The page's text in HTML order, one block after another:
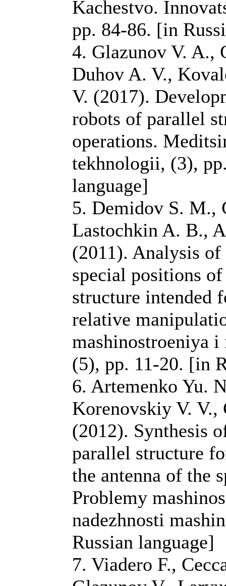
Kachestvo.
pp. 84-86. [in
4. Glazunov V. A.,
Duhov A. V.,
V. (2017).
robots of parallel
operations.
tekhnologii, (3),
language]
5. Demidov S. M.,
Lastochkin A. B.,
(2011). Analysis of
special positions
structure intended
relative
mashinostroeniya i
(5), pp. 11-20. [in
6. Artemenko Yu.
Korenovskiy V. V.,
(2012). Synthesis
parallel structure
the antenna of the
Problemy
nadezhnosti
Russian language]
7. Viadero F.,